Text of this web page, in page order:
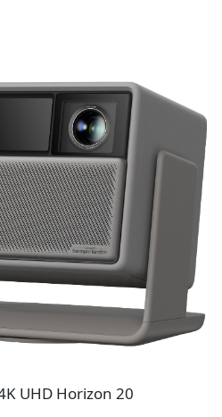
UHD Horizon 20